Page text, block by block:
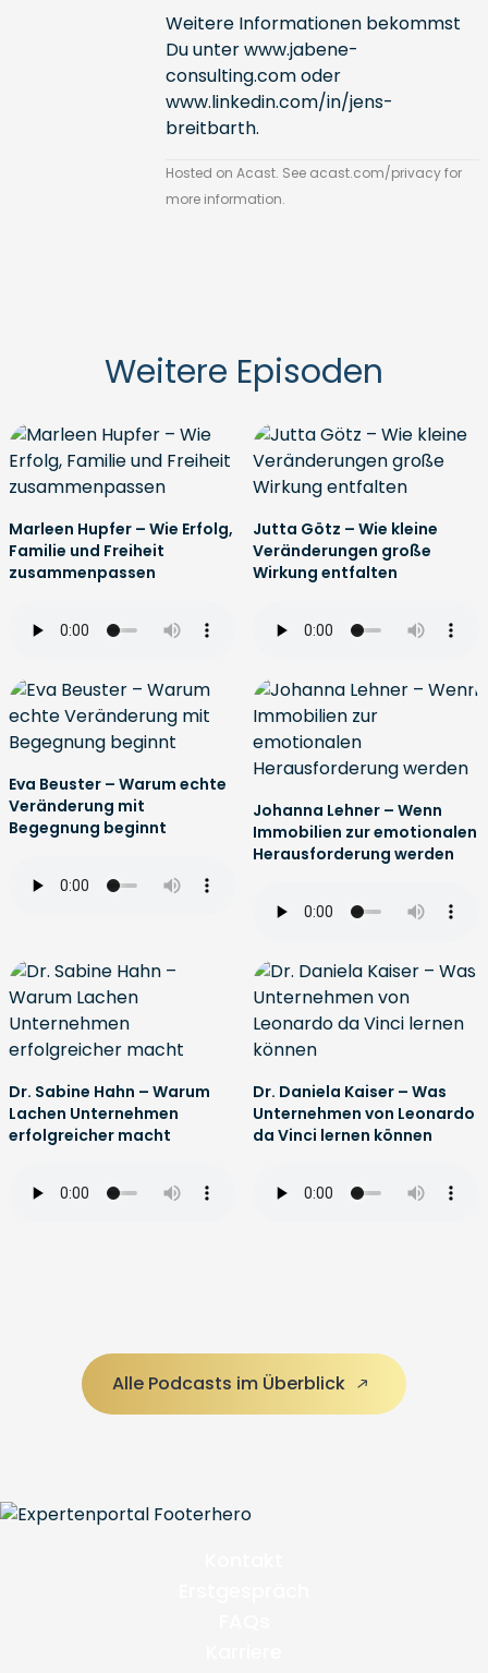
Weitere Informationen bekommst
Du unterwww.jabene-
consulting.comoder
www.linkedin.com/in/jens-
breitbarth.
Hosted on Acast. See acast.com/privacyfor
more information.
Weitere Episoden
Marleen Hupfer – Wie Erfolg,
Familie und Freiheit
zusammenpassen
Jutta Götz – Wie kleine
Veränderungen große
Wirkung entfalten
Eva Beuster – Warum echte
Veränderung mit
Begegnung beginnt
Johanna Lehner – Wenn
Immobilien zur emotionalen
Herausforderung werden
Dr. Sabine Hahn – Warum
Lachen Unternehmen
erfolgreicher macht
Dr. Daniela Kaiser – Was
Unternehmen von Leonardo
da Vinci lernen können
Alle Podcasts im Überblick